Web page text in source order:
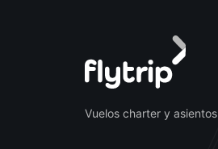
Vuelos charter y asientos